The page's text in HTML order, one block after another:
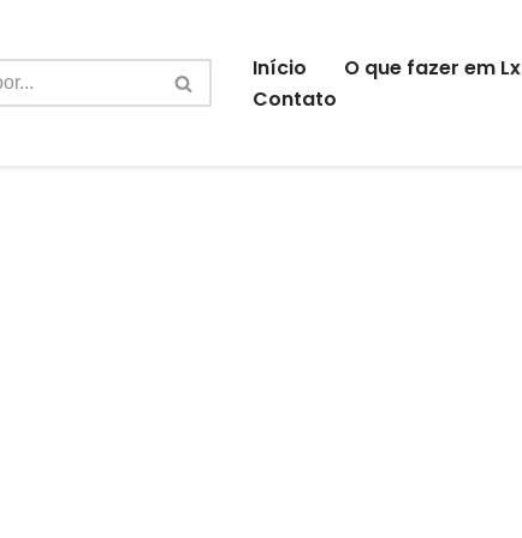
Início O que fazer em Lx
Contato